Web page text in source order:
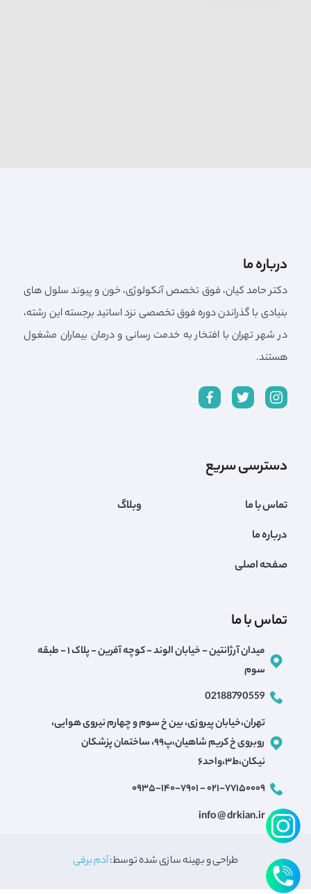
درباره ما
دکتر حامد کیان، فوق تخصص آنکولوژی، خون و پیوند سلول های
بنیادی با گذراندن دوره فوق تخصصی نزد اساتید برجسته این رشته،
در شهر تهران با افتخار به خدمت رسانی و درمان بیماران مشغول
هستند.
دسترسی سریع
تماس با ما
درباره ما
صفحه اصلی
وبلاگ
تماس با ما
میدان آرژانتین - خیابان الوند - کوچه آفرین - پلاک ۱ - طبقه
سوم
02188790559
تهران،خیابان پیروزی، بین خ سوم و چهارم نیروی هوایی،
روبروی خ کریم شاهیان،پ۹۹، ساختمان پزشکان
نیکان،ط۳،واحد۶
۰۲۱-۷۷۱۵۰۰۰۹ - ۰۹۳۵-۱۴۰-۷۹۰۱
info @ drkian.ir
طراحی و بهینه سازی شده توسط:آدم برفی